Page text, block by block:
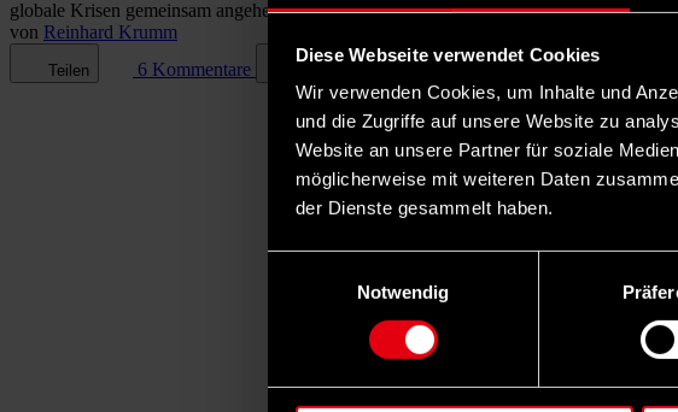
Diese Webseite verwendet Cookies
Wir verwenden Cookies, um Inhalte und
und die Zugriffe auf unsere Website zu
Website an unsere Partner für soziale
möglicherweise mit weiteren Daten
der Dienste gesammelt haben.
Notwendig
globale Krisen gemeinsam angehen kann oder ein autoritärer Präsident genau das
von Reinhard Krumm
Teilen 6 Kommentare